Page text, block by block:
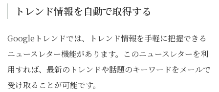
トレンド情報を自動で取得する
Googleトレンドでは、トレンド情報を手軽に把握できる
ニュースレター機能があります。このニュースレターを利
用すれば、最新のトレンドや話題のキーワードをメールで
受け取ることが可能です。